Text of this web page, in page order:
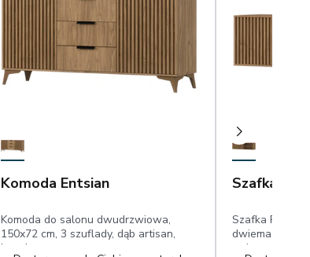
Komoda Entsian
Komoda do salonu dwudrzwiowa,
150x72 cm, 3 szuflady, dąb artisan,
lamele
Szafka
Szafka RTV
dwiema
artisan, lamele